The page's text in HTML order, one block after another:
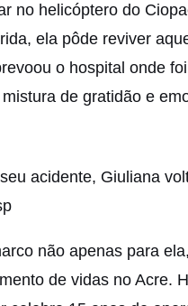
no helicóptero do
ela pôde reviver
o hospital onde
de gratidão e
acidente, Giuliana
não apenas para
de vidas no Acre.